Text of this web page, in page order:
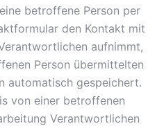
betroffene Person per
den Kontakt mit
aufnimmt,
Person übermittelten
automatisch gespeichert.
von einer betroffenen
Verantwortlichen